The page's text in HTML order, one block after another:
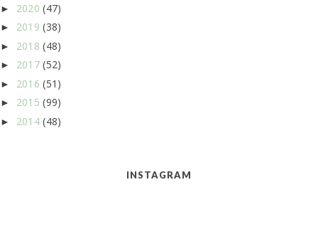
► 2020 (47)
► 2019 (38)
► 2018 (48)
► 2017 (52)
► 2016 (51)
► 2015 (99)
► 2014 (48)
INSTAGRAM